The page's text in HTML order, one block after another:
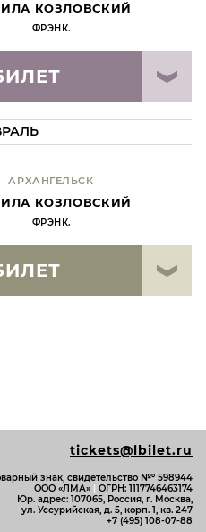
КОЗЛОВСКИЙ
ФРЭНК.
АРХАНГЕЛЬСК
КОЗЛОВСКИЙ
ФРЭНК.
tickets@lbilet.ru
знак, свидетельство №º 598944
ООО «ЛМА» | ОГРН: 1117746463174
Юр. адрес: 107065, Россия, г. Москва,
ул. Уссурийская, д. 5, корп. 1, кв. 247
+7 (495) 108-07-88